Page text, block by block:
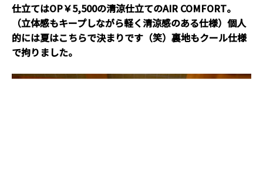
仕立てはOP￥5,500の清涼仕立てのAIR COMFORT。
（立体感もキープしながら軽く清涼感のある仕様）個人
的には夏はこちらで決まりです（笑）裏地もクール仕様
で拘りました。